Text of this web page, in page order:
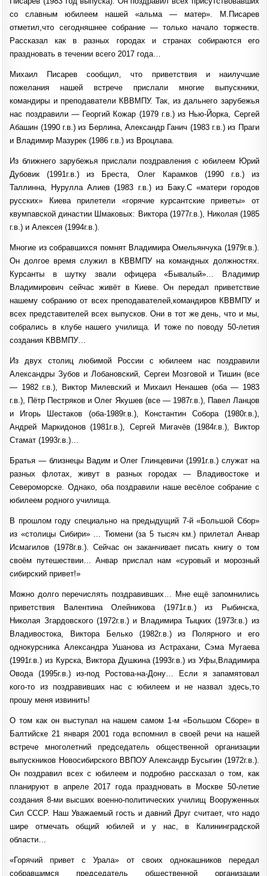
со славным юбилеем нашей «альма — матер». М.Писарев
отметил,что сегодняшнее собрание — только начало торжеств.
Рассказал как в разных городах и странах собираются его
праздновать в течении всего 2017 года…
Михаил Писарев сообщил, что приветствия и наилучшие
пожелания нашей встрече прислали многие выпускники,
командиры и преподаватели КВВМПУ. Так, из дальнего зарубежья
нас поздравили — Георгий Кожар (1979 г.в.) из Нью-Йорка, Сергей
Абашин (1990 г.в.) из Берлина, Александр Ганич (1983 г.в.) из Праги
и Владимир Мазурек (1986 г.в.) из Вроцлава.
Из ближнего зарубежья прислали поздравления с юбилеем Юрий
Дубовик (1991г.в.) из Бреста, Олег Карамков (1990 г.в.) из
Таллинна, Нурулла Алиев (1983 г.в.) из Баку.С «матери городов
русских» Киева прилетели «горячие курсантские приветы» от
квумпавской династии Шмаковых: Виктора (1977г.в.), Николая (1985
г.в.) и Алексея (1994г.в.).
Многие из собравшихся помнят Владимира Омельянчука (1979г.в.).
Он долгое время служил в КВВМПУ на командных должностях.
Курсанты в шутку звали офицера «Бывалый»… Владимир
Владимирович сейчас живёт в Киеве. Он передал приветствие
нашему собранию от всех преподавателей,командиров КВВМПУ и
всех представителей всех выпусков. Они в тот же день, что и мы,
собрались в клубе нашего училища. И тоже по поводу 50-летия
создания КВВМПУ…
Из двух столиц любимой России с юбилеем нас поздравили
Александры Зубов и Лобановский, Сергеи Мозговой и Тишин (все
— 1982 г.в.), Виктор Милевский и Михаил Ненашев (оба — 1983
г.в.), Пётр Пестряков и Олег Якушев (все — 1987г.в.), Павел Ланцов
и Игорь Шестаков (оба-1989г.в.), Константин Собора (1980г.в.),
Андрей Маркидонов (1981г.в.), Сергей Мигачёв (1984г.в.), Виктор
Стамат (1993г.в.)…
Братья — близнецы Вадим и Олег Глинцевичи (1991г.в.) служат на
разных флотах, живут в разных городах — Владивостоке и
Североморске. Однако, оба поздравили наше весёлое собрание с
юбилеем родного училища.
В прошлом году специально на предыдущий 7-й «Большой Сбор»
из «столицы Сибири» … Тюмени (за 5 тысяч км.) прилетал Анвар
Исмагилов (1978г.в.). Сейчас он заканчивает писать книгу о том
своём путешествии… Анвар прислал нам «суровый и морозный
сибирский привет!»
Можно долго перечислять поздравивших… Мне ещё запомнились
приветствия Валентина Олейникова (1971г.в.) из Рыбинска,
Николая Згардовского (1972г.в.) и Владимира Тыцких (1973г.в.) из
Владивостока, Виктора Белько (1982г.в.) из Полярного и его
однокурсника Александра Ушанова из Астрахани, Сэма Мугаева
(1991г.в.) из Курска, Виктора Душкина (1993г.в.) из Уфы,Владимира
Овода (1995г.в.) из-под Ростова-на-Дону… Если я запамятовал
кого-то из поздравивших нас с юбилеем и не назвал здесь,то
прошу меня извинить!
О том как он выступал на нашем самом 1-м «Большом Сборе» в
Балтийске 21 января 2001 года вспомнил в своей речи на нашей
встрече многолетний председатель общественной организации
выпускников Новосибирского ВВПОУ Александр Бусыгин (1972г.в.).
Он поздравил всех с юбилеем и подробно рассказал о том, как
планируют в апреле 2017 года праздновать в Москве 50-летие
создания 8-ми высших военно-политических училищ Вооруженных
Сил СССР. Наш Уважаемый гость и давний Друг считает, что надо
шире отмечать общий юбилей и у нас, в Калининградской
области…
«Горячий привет с Урала» от своих однокашников передал
собравшимся председатель общественной организации